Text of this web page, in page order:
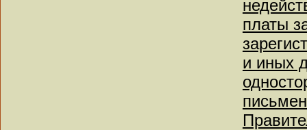
платы
и иных